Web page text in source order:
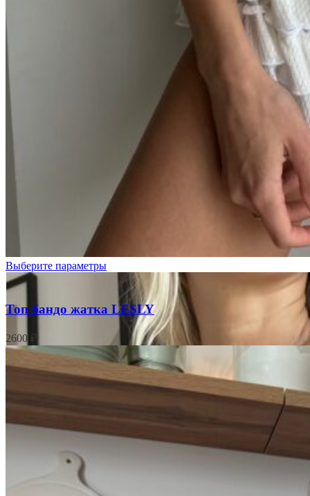
Выберите параметры
Топ бандо жатка LESLY
2600 ₽